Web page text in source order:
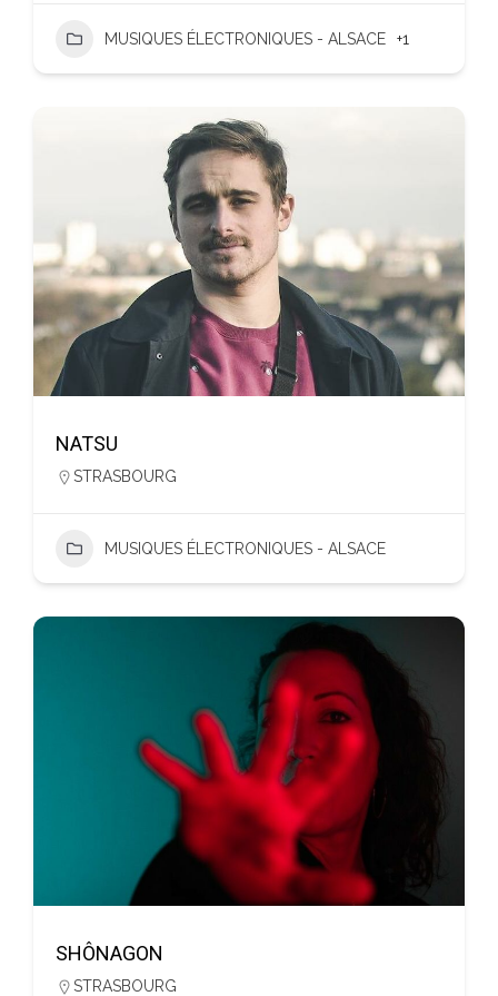
MUSIQUES ÉLECTRONIQUES - ALSACE +1
NATSU
STRASBOURG
MUSIQUES ÉLECTRONIQUES - ALSACE
SHÔNAGON
STRASBOURG